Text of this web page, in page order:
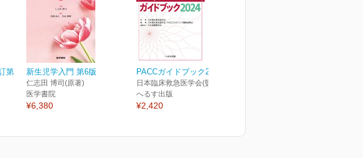
第
新生児学入門 第6版
仁志田 博司(原著)
医学書院
¥6,380
PACCガイドブック2024
日本臨床救急医学会(監修)
へるす出版
¥2,420